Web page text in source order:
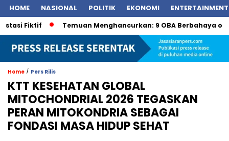
HOME NASIONAL POLITIK EKONOMI ENTERTAINMENT
Temuan Menghancurkan: 9 OBA Berbahaya oleh BPOM
Home / Pers Rilis
KTT KESEHATAN GLOBAL
MITOCHONDRIAL 2026 TEGASKAN
PERAN MITOKONDRIA SEBAGAI
FONDASI MASA HIDUP SEHAT